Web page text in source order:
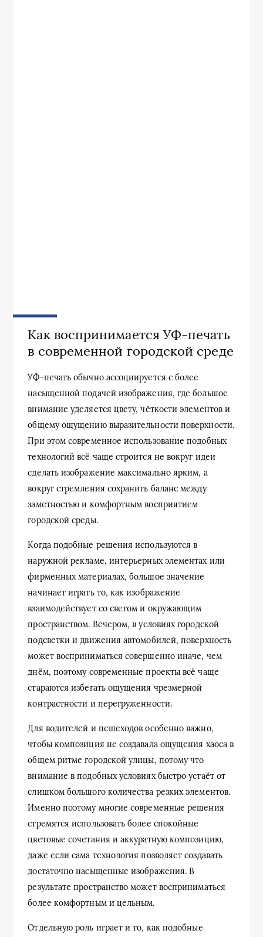
Как воспринимается УФ-печать
в современной городской среде
УФ-печать обычно ассоциируется с более
насыщенной подачей изображения, где большое
внимание уделяется цвету, чёткости элементов и
общему ощущению выразительности поверхности.
При этом современное использование подобных
технологий всё чаще строится не вокруг идеи
сделать изображение максимально ярким, а
вокруг стремления сохранить баланс между
заметностью и комфортным восприятием
городской среды.
Когда подобные решения используются в
наружной рекламе, интерьерных элементах или
фирменных материалах, большое значение
начинает играть то, как изображение
взаимодействует со светом и окружающим
пространством. Вечером, в условиях городской
подсветки и движения автомобилей, поверхность
может восприниматься совершенно иначе, чем
днём, поэтому современные проекты всё чаще
стараются избегать ощущения чрезмерной
контрастности и перегруженности.
Для водителей и пешеходов особенно важно,
чтобы композиция не создавала ощущения хаоса в
общем ритме городской улицы, потому что
внимание в подобных условиях быстро устаёт от
слишком большого количества резких элементов.
Именно поэтому многие современные решения
стремятся использовать более спокойные
цветовые сочетания и аккуратную композицию,
даже если сама технология позволяет создавать
достаточно насыщенные изображения. В
результате пространство может восприниматься
более комфортным и цельным.
Отдельную роль играет и то, как подобные